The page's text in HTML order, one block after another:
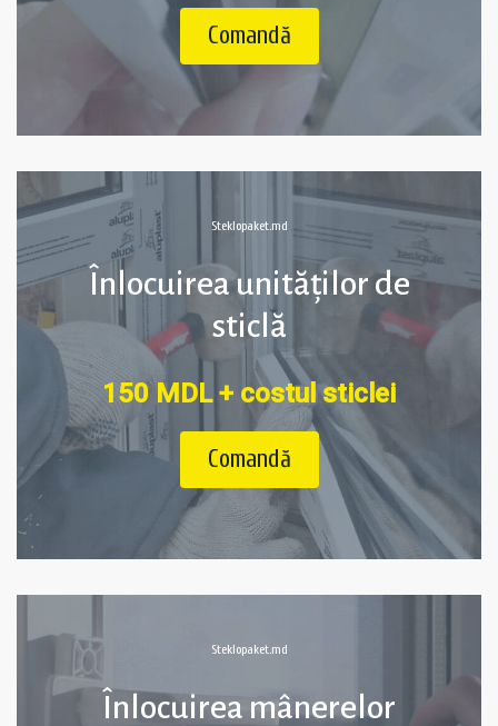
Comandă
Steklopaket.md
Înlocuirea unităților de
sticlă
150 MDL + costul sticlei
Comandă
Steklopaket.md
Înlocuirea mânerelor